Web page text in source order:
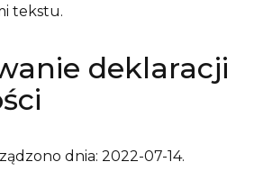
tekstu.
deklaracji
dnia: 2022-07-14.